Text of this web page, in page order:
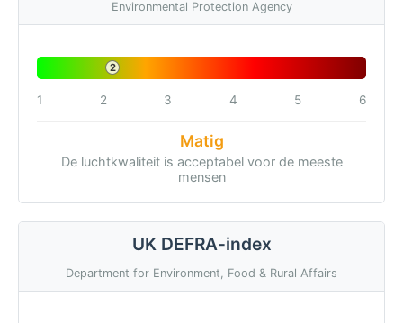
Environmental Protection Agency
2
1 2 3 4 5 6
Matig
De luchtkwaliteit is acceptabel voor de meeste
mensen
UK DEFRA-index
Department for Environment, Food & Rural Affairs